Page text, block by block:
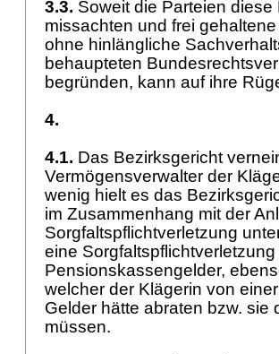
3.3. Soweit die Parteien
missachten und frei
ohne hinlängliche
behaupteten
begründen, kann auf ihre
4.
4.1. Das Bezirksgericht
Vermögensverwalter der
wenig hielt es das
im Zusammenhang mit der
Sorgfaltspflichtverletzung
eine
Pensionskassengelder,
welcher der Klägerin von
Gelder hätte abraten bzw.
müssen.